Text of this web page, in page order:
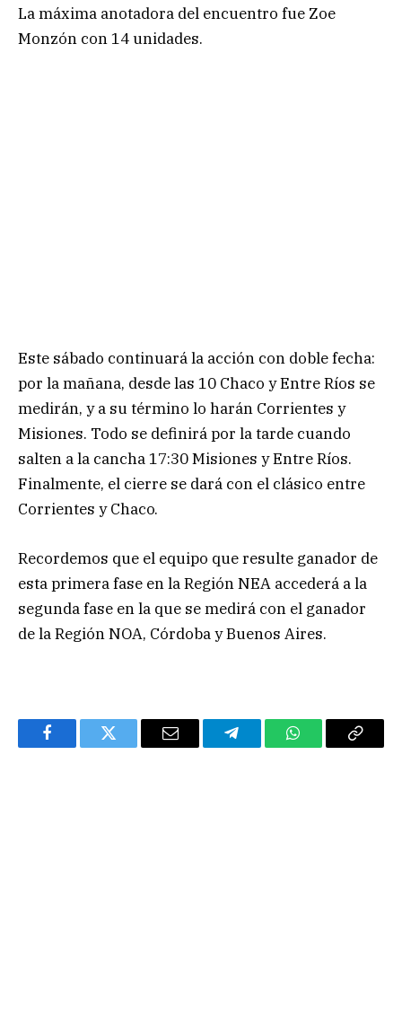
La máxima anotadora del encuentro fue Zoe
Monzón con 14 unidades.
Este sábado continuará la acción con doble fecha:
por la mañana, desde las 10 Chaco y Entre Ríos se
medirán, y a su término lo harán Corrientes y
Misiones. Todo se definirá por la tarde cuando
salten a la cancha 17:30 Misiones y Entre Ríos.
Finalmente, el cierre se dará con el clásico entre
Corrientes y Chaco.
Recordemos que el equipo que resulte ganador de
esta primera fase en la Región NEA accederá a la
segunda fase en la que se medirá con el ganador
de la Región NOA, Córdoba y Buenos Aires.
FacebookTwitter Email TelegramWhatsAppCopy